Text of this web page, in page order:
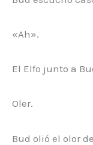
«Ah».
El Elfo junto a
Oler.
Bud olió el olor